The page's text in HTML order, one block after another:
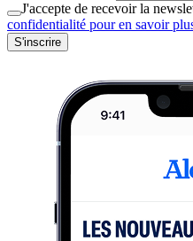
J'accepte de recevoir la
confidentialité pour en savoir
S'inscrire